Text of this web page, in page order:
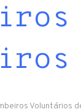
Voluntários